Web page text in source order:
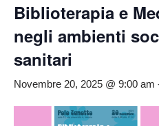
Biblioterapia e
negli ambienti
sanitari
Novembre 20, 2025 @ 9:00 am